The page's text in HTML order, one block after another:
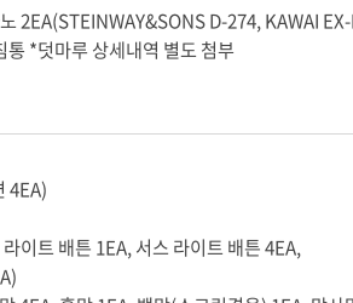
2EA(STEINWAY&SONS D-274, KAWAI
*덧마루 상세내역 별도 첨부
4EA)
이트 배튼 1EA, 서스 라이트 배튼 4EA,